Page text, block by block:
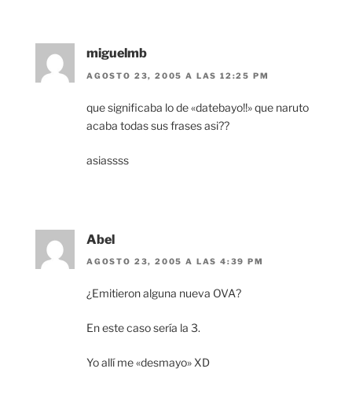
miguelmb
AGOSTO 23, 2005 A LAS 12:25 PM
que significaba lo de «datebayo!!» que naruto
acaba todas sus frases asi??
asiassss
Abel
AGOSTO 23, 2005 A LAS 4:39 PM
¿Emitieron alguna nueva OVA?
En este caso sería la 3.
Yo allí me «desmayo» XD